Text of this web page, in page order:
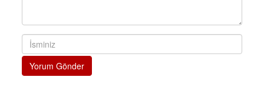
Yorum Gönder